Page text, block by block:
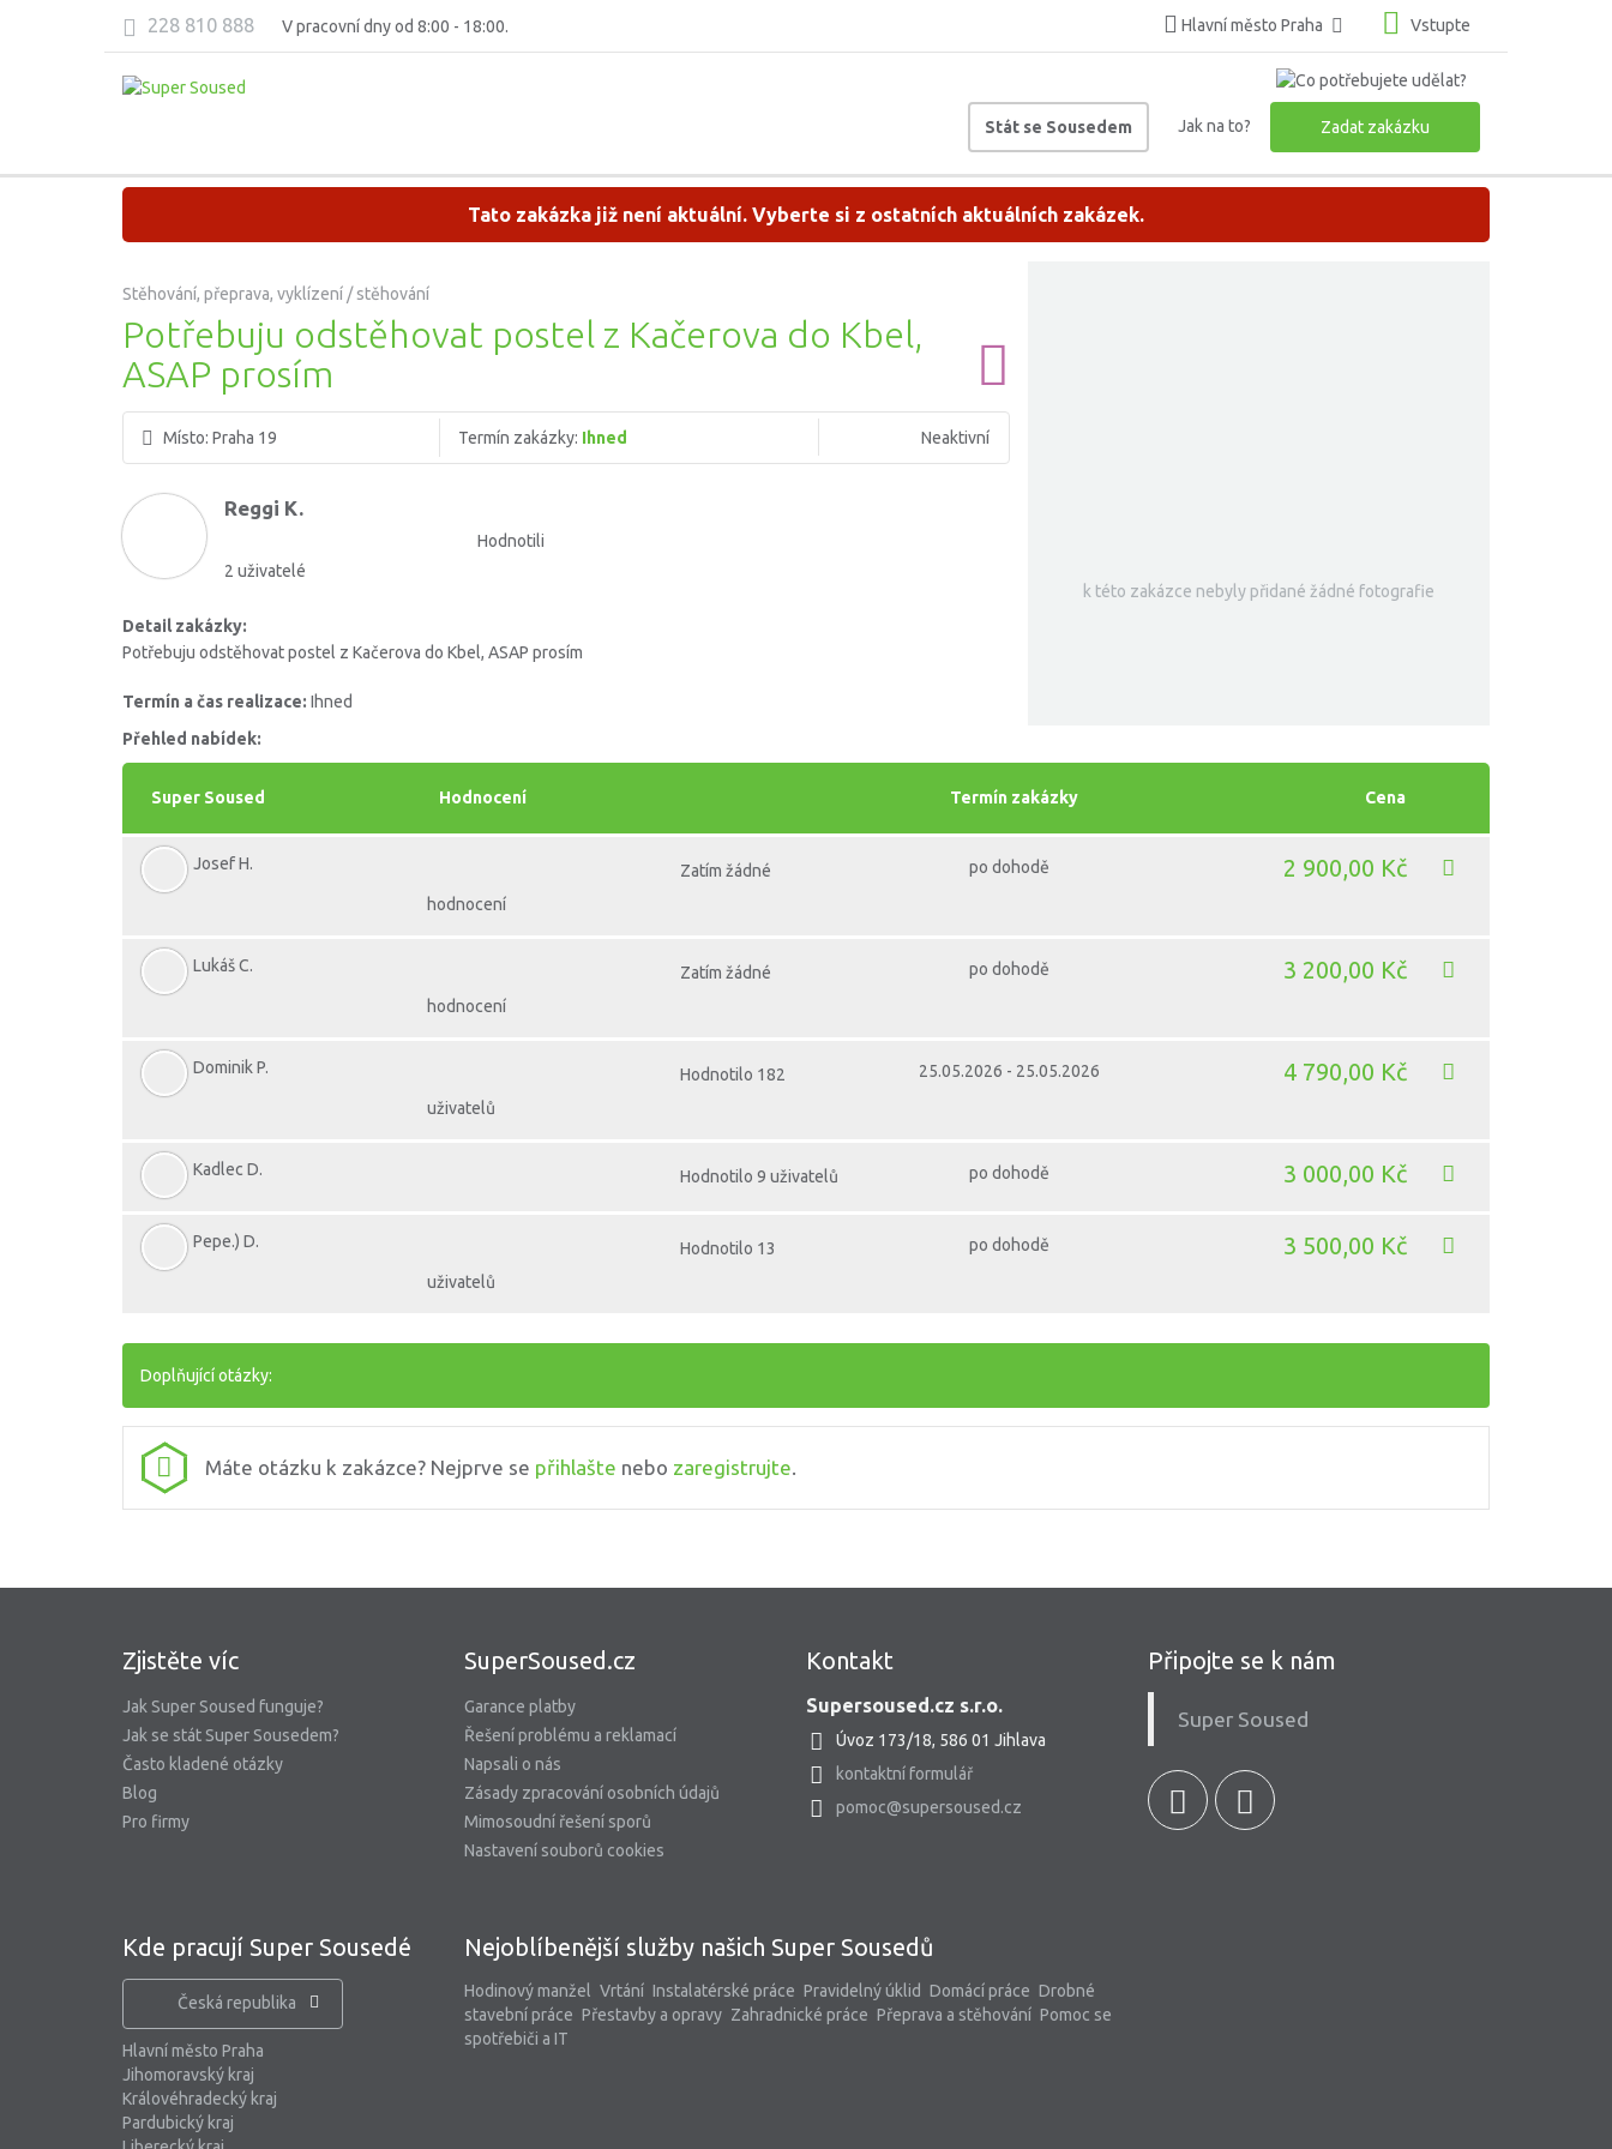
228 810 888 V pracovní dny od 8:00 - 18:00. Hlavní město Praha Vstupte
Stát se Sousedem Jak na to? Zadat zakázku
Tato zakázka již není aktuální. Vyberte si z ostatních aktuálních zakázek.
Stěhování, přeprava, vyklízení / stěhování
Potřebuju odstěhovat postel z Kačerova do Kbel,
ASAP prosím
Místo: Praha 19 Termín zakázky: Ihned Neaktivní
Reggi K.
Hodnotili
2 uživatelé
Detail zakázky:
Potřebuju odstěhovat postel z Kačerova do Kbel, ASAP prosím
Termín a čas realizace: Ihned
k této zakázce nebyly přidané žádné fotografie
Přehled nabídek:
Super Soused Hodnocení Termín zakázky Cena
Josef H.
Zatím žádné
hodnocení
po dohodě 2 900,00 Kč
Lukáš C.
Zatím žádné
hodnocení
po dohodě 3 200,00 Kč
Dominik P.
Hodnotilo 182
uživatelů
25.05.2026 - 25.05.2026 4 790,00 Kč
Kadlec D. Hodnotilo 9 uživatelů po dohodě 3 000,00 Kč
Pepe.) D.
Hodnotilo 13
uživatelů
po dohodě 3 500,00 Kč
Doplňující otázky:
Máte otázku k zakázce? Nejprve se přihlašte nebo zaregistrujte.
Zjistěte víc
Jak Super Soused funguje?
Jak se stát Super Sousedem?
Často kladené otázky
Blog
Pro firmy
SuperSoused.cz
Garance platby
Řešení problému a reklamací
Napsali o nás
Zásady zpracování osobních údajů
Mimosoudní řešení sporů
Nastavení souborů cookies
Kontakt
Supersoused.cz s.r.o.
Úvoz 173/18, 586 01 Jihlava
kontaktní formulář
pomoc@supersoused.cz
Kde pracují Super Sousedé
Česká republika
Hlavní město Praha
Jihomoravský kraj
Královéhradecký kraj
Pardubický kraj
Nejoblíbenější služby našich Super Sousedů
Hodinový manžel Vrtání Instalatérské práce Pravidelný úklid Domácí práce Drobné
stavební práce Přestavby a opravy Zahradnické práce Přeprava a stěhování Pomoc se
spotřebiči a IT
Připojte se k nám
Super Soused